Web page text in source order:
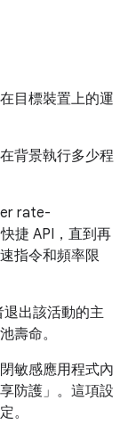
目標裝置上的運
背景執行多少程
rate-
捷 API，直到再
指令和頻率限
出該活動的主
壽命。
敏感應用程式內
防護」 。這項設
。